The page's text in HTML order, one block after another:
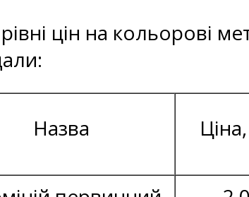
цін на кольорові
Назва